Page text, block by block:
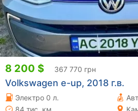
8 200 $ 367 770 грн
Volkswagen e-up, 2018 г.в.
Электро 0 л.
84 тис. км